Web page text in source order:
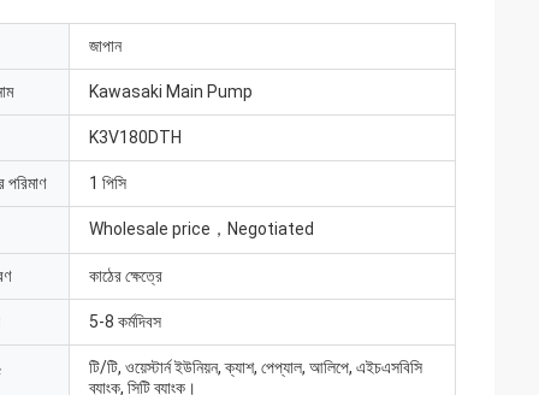
জাপান
Kawasaki Main Pump
K3V180DTH
পরিমাণ 1 পিসি
Wholesale price，Negotiated
কাঠের ক্ষেত্রে
5-8 কর্মদিবস
টি/টি, ওয়েস্টার্ন ইউনিয়ন, ক্যাশ, পেপ্যাল, আলিপে, এইচএসবিসি
ব্যাংক, সিটি ব্যাংক।